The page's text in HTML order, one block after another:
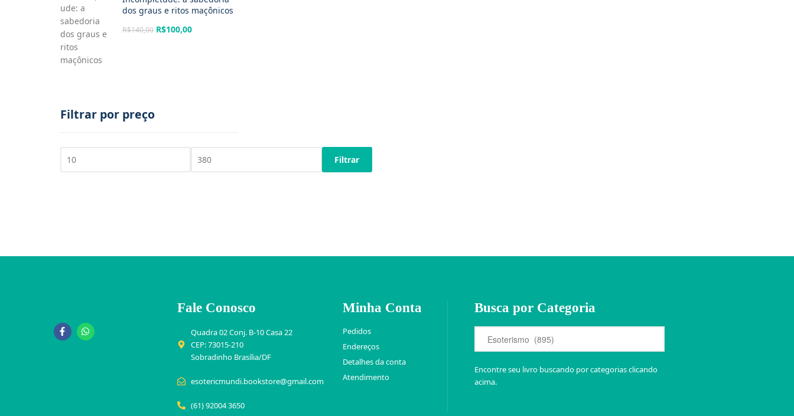
dos graus e ritos maçônicos
R$140,00 R$100,00
Filtrar por preço
Filtrar
Fale Conosco
Quadra 02 Conj. B-10 Casa 22
CEP: 73015-210
Sobradinho Brasília/DF
esotericmundi.bookstore@gmail.com
(61) 92004 3650
Minha Conta
Pedidos
Endereços
Detalhes da conta
Atendimento
Busca por Categoria
Encontre seu livro buscando por categorias clicando
acima.